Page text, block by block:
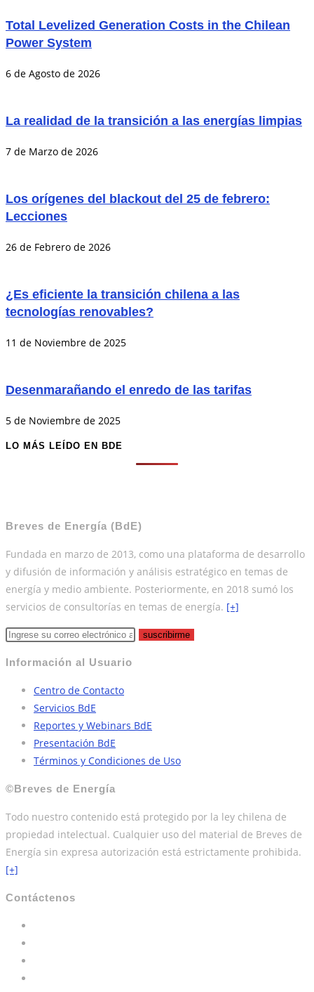
Total Levelized Generation Costs in the Chilean
Power System
6 de Agosto de 2026
La realidad de la transición a las energías limpias
7 de Marzo de 2026
Los orígenes del blackout del 25 de febrero:
Lecciones
26 de Febrero de 2026
¿Es eficiente la transición chilena a las
tecnologías renovables?
11 de Noviembre de 2025
Desenmarañando el enredo de las tarifas
5 de Noviembre de 2025
LO MÁS LEÍDO EN BDE
Breves de Energía (BdE)
Fundada en marzo de 2013, como una plataforma de desarrollo
y difusión de información y análisis estratégico en temas de
energía y medio ambiente. Posteriormente, en 2018 sumó los
servicios de consultorías en temas de energía. [+]
suscribirme
Información al Usuario
Centro de Contacto
Servicios BdE
Reportes y Webinars BdE
Presentación BdE
Términos y Condiciones de Uso
©Breves de Energía
Todo nuestro contenido está protegido por la ley chilena de
propiedad intelectual. Cualquier uso del material de Breves de
Energía sin expresa autorización está estrictamente prohibida.
[+]
Contáctenos